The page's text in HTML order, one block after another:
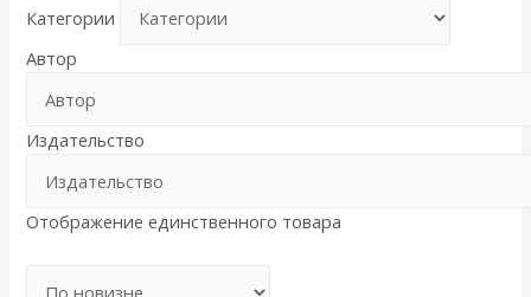
Категории
Автор
Издательство
Отображение единственного товара